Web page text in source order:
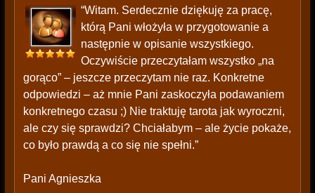
“Witam. Serdecznie dziękuję za pracę,
którą Pani włożyła w przygotowanie a
następnie w opisanie wszystkiego.
Oczywiście przeczytałam wszystko „na
gorąco” – jeszcze przeczytam nie raz. Konkretne
odpowiedzi – aż mnie Pani zaskoczyła podawaniem
konkretnego czasu ;) Nie traktuję tarota jak wyroczni,
ale czy się sprawdzi? Chciałabym – ale życie pokaże,
co było prawdą a co się nie spełni.”
Pani Agnieszka